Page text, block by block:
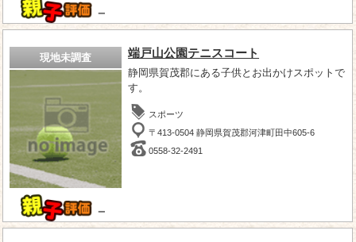
－
現地未調査
－
端戸山公園テニスコート
静岡県賀茂郡にある子供とお出かけスポットで
す。
スポーツ
〒413-0504 静岡県賀茂郡河津町田中605-6
0558-32-2491